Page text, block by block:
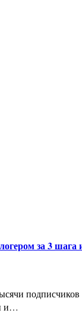
за 3
и…